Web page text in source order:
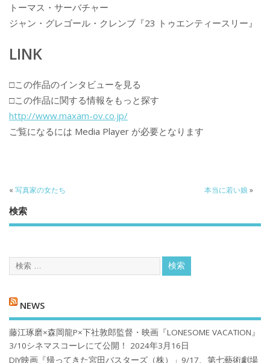
トーマス・サーバチャー
ジャン・グレゴール・クレンブ『23 トゥエンティースリー』
LINK
□この作品のインタビューを見る
□この作品に関する情報をもっと探す
http://www.maxam-ov.co.jp/
ご覧になるには Media Player が必要となります
« 写真家の女たち 本当に若い娘 »
検索
NEWS
藤江琢磨×森岡龍P×下社敦郎監督・映画『LONESOME VACATION』
3/10シネマスコーレにて公開！
2024年3月16日
DIY映画『帰ってきた宮田バスターズ（株）」9/17、第七藝術劇場